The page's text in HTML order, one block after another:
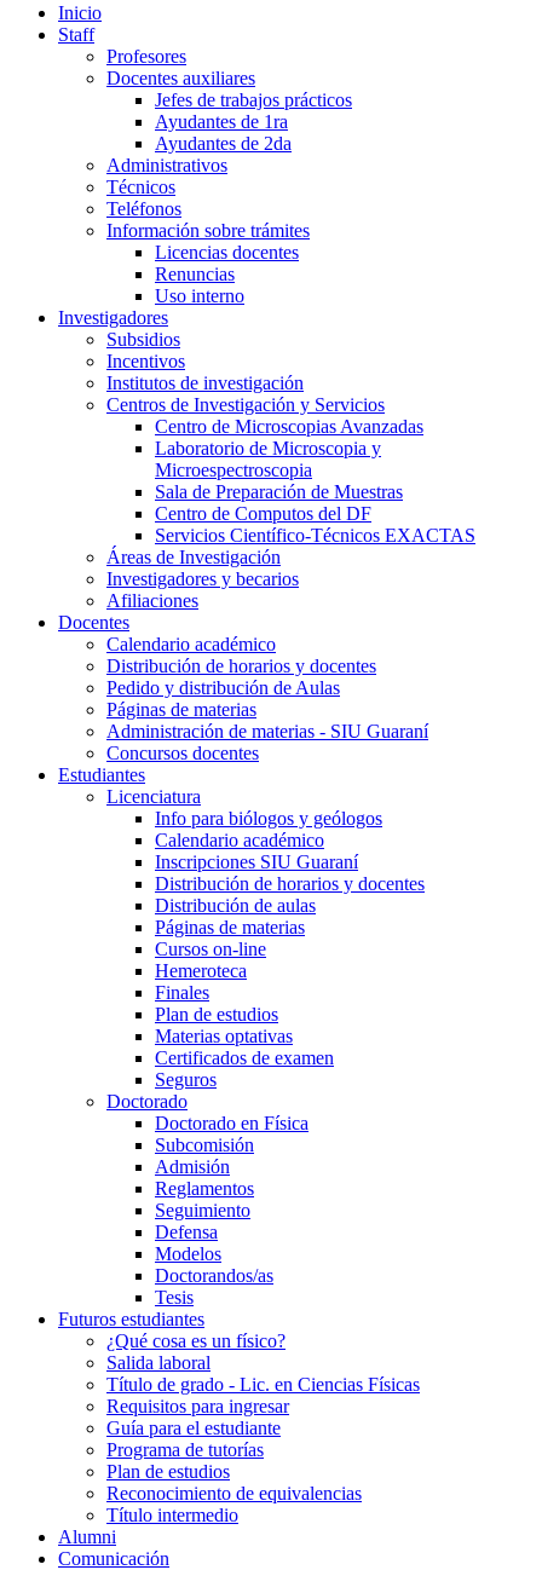
Inicio
Staff
Profesores
Docentes auxiliares
Jefes de trabajos prácticos
Ayudantes de 1ra
Ayudantes de 2da
Administrativos
Técnicos
Teléfonos
Información sobre trámites
Licencias docentes
Renuncias
Uso interno
Investigadores
Subsidios
Incentivos
Institutos de investigación
Centros de Investigación y Servicios
Centro de Microscopias Avanzadas
Laboratorio de Microscopia y
Microespectroscopia
Sala de Preparación de Muestras
Centro de Computos del DF
Servicios Científico-Técnicos EXACTAS
Áreas de Investigación
Investigadores y becarios
Afiliaciones
Docentes
Calendario académico
Distribución de horarios y docentes
Pedido y distribución de Aulas
Páginas de materias
Administración de materias - SIU Guaraní
Concursos docentes
Estudiantes
Licenciatura
Info para biólogos y geólogos
Calendario académico
Inscripciones SIU Guaraní
Distribución de horarios y docentes
Distribución de aulas
Páginas de materias
Cursos on-line
Hemeroteca
Finales
Plan de estudios
Materias optativas
Certificados de examen
Seguros
Doctorado
Doctorado en Física
Subcomisión
Admisión
Reglamentos
Seguimiento
Defensa
Modelos
Doctorandos/as
Tesis
Futuros estudiantes
¿Qué cosa es un físico?
Salida laboral
Título de grado - Lic. en Ciencias Físicas
Requisitos para ingresar
Guía para el estudiante
Programa de tutorías
Plan de estudios
Reconocimiento de equivalencias
Título intermedio
Alumni
Comunicación